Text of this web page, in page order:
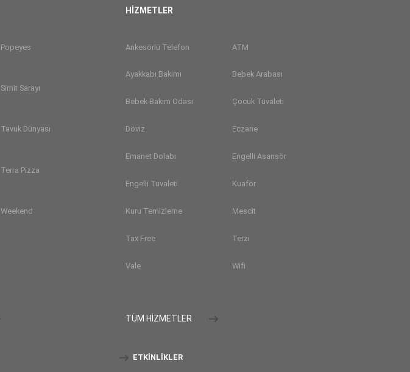
Popeyes
Simit Sarayı
Tavuk Dünyası
Terra Pizza
Weekend
HİZMETLER
Ankesörlü Telefon ATM
Ayakkabı Bakımı Bebek Arabası
Bebek Bakım Odası Çocuk Tuvaleti
Döviz Eczane
Emanet Dolabı Engelli Asansör
Engelli Tuvaleti Kuaför
Kuru Temizleme Mescit
Tax Free Terzi
Vale Wifi
TÜM HİZMETLER
ETKINLIKLER